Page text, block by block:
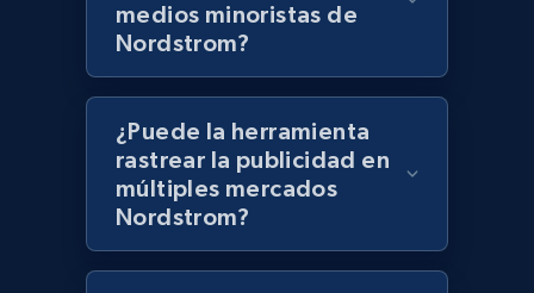
991+ 165+
Lazada - Products - Discover products by
keyword
URL, Title, Rating, Reviews, Initial price, Final
price, Currency, Stock, and more.
medios minoristas de
Nordstrom?
¿Puede la herramienta
rastrear la publicidad en
múltiples mercados
Nordstrom?